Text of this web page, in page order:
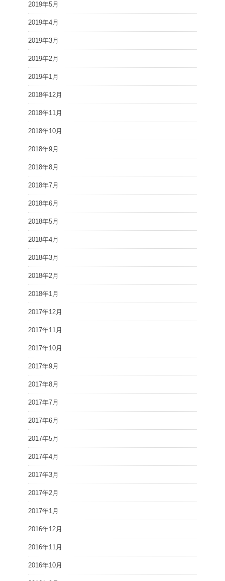
2019年5月
2019年4月
2019年3月
2019年2月
2019年1月
2018年12月
2018年11月
2018年10月
2018年9月
2018年8月
2018年7月
2018年6月
2018年5月
2018年4月
2018年3月
2018年2月
2018年1月
2017年12月
2017年11月
2017年10月
2017年9月
2017年8月
2017年7月
2017年6月
2017年5月
2017年4月
2017年3月
2017年2月
2017年1月
2016年12月
2016年11月
2016年10月